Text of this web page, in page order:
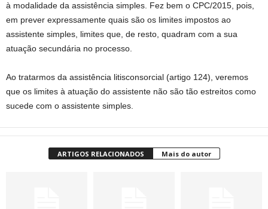
à modalidade da assistência simples. Fez bem o CPC/2015, pois,
em prever expressamente quais são os limites impostos ao
assistente simples, limites que, de resto, quadram com a sua
atuação secundária no processo.
Ao tratarmos da assistência litisconsorcial (artigo 124), veremos
que os limites à atuação do assistente não são tão estreitos como
sucede com o assistente simples.
ARTIGOS RELACIONADOS Mais do autor